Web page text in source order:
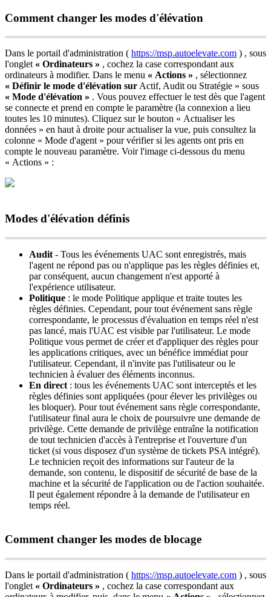
Comment changer les modes d'élévation
Dans le portail d'administration ( https://msp.autoelevate.com ) , sous
l'onglet « Ordinateurs » , cochez la case correspondant aux
ordinateurs à modifier. Dans le menu « Actions » , sélectionnez
« Définir le mode d'élévation sur Actif, Audit ou Stratégie » sous
« Mode d'élévation » . Vous pouvez effectuer le test dès que l'agent
se connecte et prend en compte le paramètre (la connexion a lieu
toutes les 10 minutes). Cliquez sur le bouton « Actualiser les
données » en haut à droite pour actualiser la vue, puis consultez la
colonne « Mode d'agent » pour vérifier si les agents ont pris en
compte le nouveau paramètre. Voir l'image ci-dessous du menu
« Actions » :
Modes d'élévation définis
Audit - Tous les événements UAC sont enregistrés, mais
l'agent ne répond pas ou n'applique pas les règles définies et,
par conséquent, aucun changement n'est apporté à
l'expérience utilisateur.
Politique : le mode Politique applique et traite toutes les
règles définies. Cependant, pour tout événement sans règle
correspondante, le processus d'évaluation en temps réel n'est
pas lancé, mais l'UAC est visible par l'utilisateur. Le mode
Politique vous permet de créer et d'appliquer des règles pour
les applications critiques, avec un bénéfice immédiat pour
l'utilisateur. Cependant, il n'invite pas l'utilisateur ou le
technicien à évaluer des éléments inconnus.
En direct : tous les événements UAC sont interceptés et les
règles définies sont appliquées (pour élever les privilèges ou
les bloquer). Pour tout événement sans règle correspondante,
l'utilisateur final aura le choix de poursuivre une demande de
privilège. Cette demande de privilège entraîne la notification
de tout technicien d'accès à l'entreprise et l'ouverture d'un
ticket (si vous disposez d'un système de tickets PSA intégré).
Le technicien reçoit des informations sur l'auteur de la
demande, son contenu, le dispositif de sécurité de base de la
machine et la sécurité de l'application ou de l'action souhaitée.
Il peut également répondre à la demande de l'utilisateur en
temps réel.
Comment changer les modes de blocage
Dans le portail d'administration ( https://msp.autoelevate.com ) , sous
l'onglet « Ordinateurs » , cochez la case correspondant aux